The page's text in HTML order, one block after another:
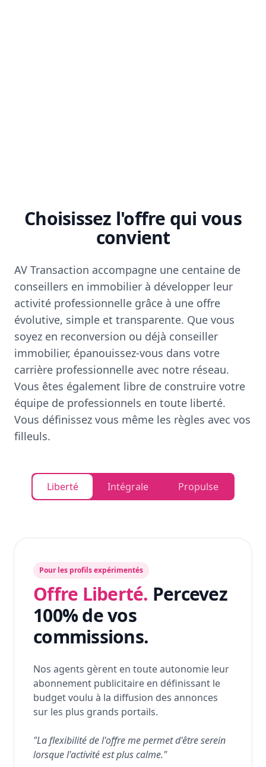
Choisissez l'offre qui vous
convient
AV Transaction accompagne une centaine de
conseillers en immobilier à développer leur
activité professionnelle grâce à une offre
évolutive, simple et transparente. Que vous
soyez en reconversion ou déjà conseiller
immobilier, épanouissez-vous dans votre
carrière professionnelle avec notre réseau.
Vous êtes également libre de construire votre
équipe de professionnels en toute liberté.
Vous définissez vous même les règles avec vos
filleuls.
Liberté Intégrale Propulse
Pour les profils expérimentés
Offre Liberté. Percevez
100% de vos
commissions.
Nos agents gèrent en toute autonomie leur
abonnement publicitaire en définissant le
budget voulu à la diffusion des annonces
sur les plus grands portails.
"La flexibilité de l'offre me permet d'être serein
lorsque l'activité est plus calme."